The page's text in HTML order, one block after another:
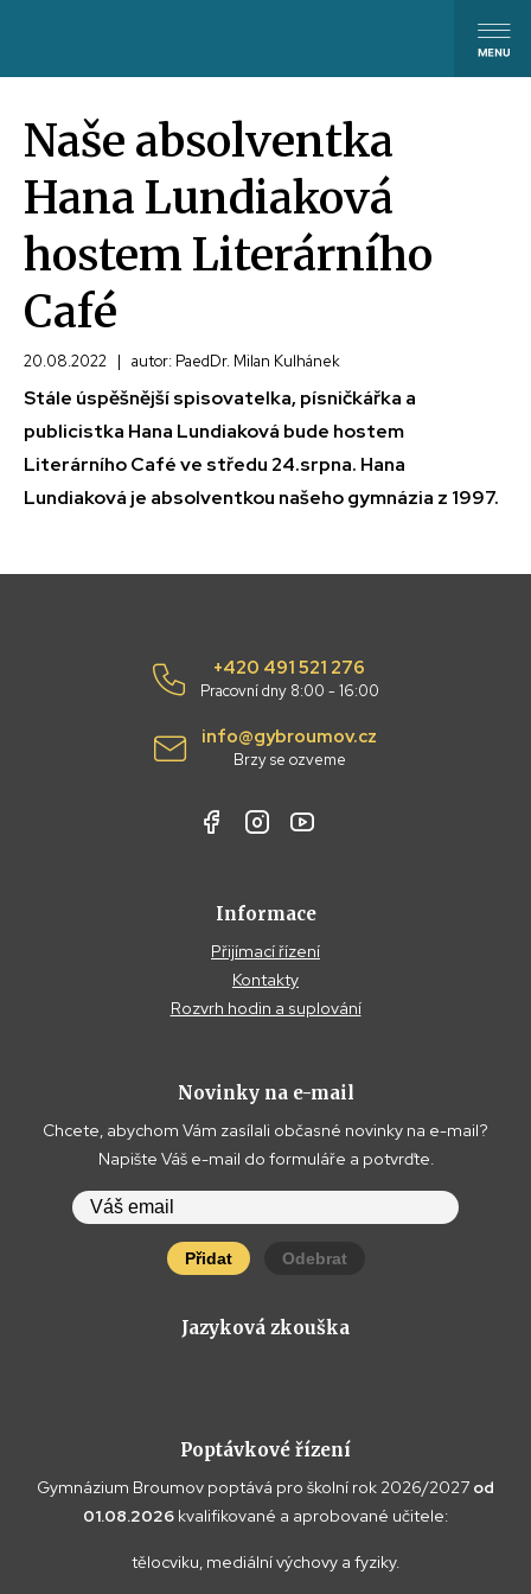
Naše absolventka
Hana Lundiaková
hostem Literárního
Café
20.08.2022 | autor: PaedDr. Milan Kulhánek
Stále úspěšnější spisovatelka, písničkářka a
publicistka Hana Lundiaková bude hostem
Literárního Café ve středu 24.srpna. Hana
Lundiaková je absolventkou našeho gymnázia z 1997.
+420 491 521 276
Pracovní dny 8:00 - 16:00
info@gybroumov.cz
Brzy se ozveme
Informace
Přijímací řízení
Kontakty
Rozvrh hodin a suplování
Novinky na e-mail
Chcete, abychom Vám zasílali občasné novinky na e-mail?
Napište Váš e-mail do formuláře a potvrďte.
Přidat Odebrat
Jazyková zkouška
Poptávkové řízení
Gymnázium Broumov poptává pro školní rok 2026/2027 od
01.08.2026 kvalifikované a aprobované učitele:
tělocviku, mediální výchovy a fyziky.